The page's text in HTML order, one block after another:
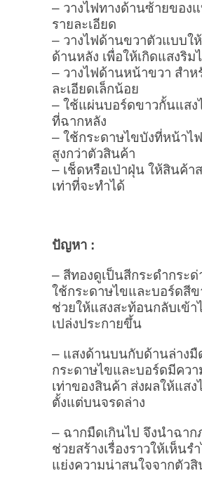
– วางไฟทางด้านซ้ายของแ
รายละเอียด
– วางไฟด้านขวาตัวแบบให้
ด้านหลัง เพื่อให้เกิดแสงริม
– วางไฟด้านหน้าขวา สำห
ละเอียดเล็กน้อย
– ใช้แผ่นบอร์ดขาวกั้นแสง
ที่ฉากหลัง
– ใช้กระดาษไขบังที่หน้าไ
สูงกว่าตัวสินค้า
– เช็ดหรือเป่าฝุ่น ให้สินค้า
เท่าที่จะทำได้
ปัญหา :
– สีทองดูเป็นสีกระดำกระด่
ใช้กระดาษไขและบอร์ดสีข
ช่วยให้แสงสะท้อนกลับเข้า
เปล่งประกายขึ้น
– แสงด้านบนกับด้านล่างมื
กระดาษไขและบอร์ดมีควา
เท่าของสินค้า ส่งผลให้แสง
ตั้งแต่บนจรดล่าง
– ฉากมืดเกินไป จึงนำฉาก
ช่วยสร้างเรื่องราวให้เห็นร
แย่งความน่าสนใจจากตัวสิ